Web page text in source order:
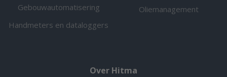
Gebouwautomatisering
Handmeters en dataloggers
Oliemanagement
Over Hitma